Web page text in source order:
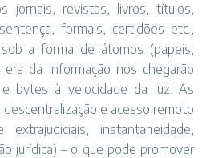
jornais, revistas, livros, títulos,
formais, certidões etc.,
a forma de átomos (papeis,
da informação nos chegarão
bytes à velocidade da luz. As
descentralização e acesso remoto
instantaneidade,
jurídica) – o que pode promover